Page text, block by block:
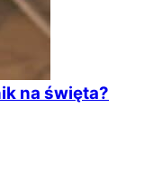
na święta?